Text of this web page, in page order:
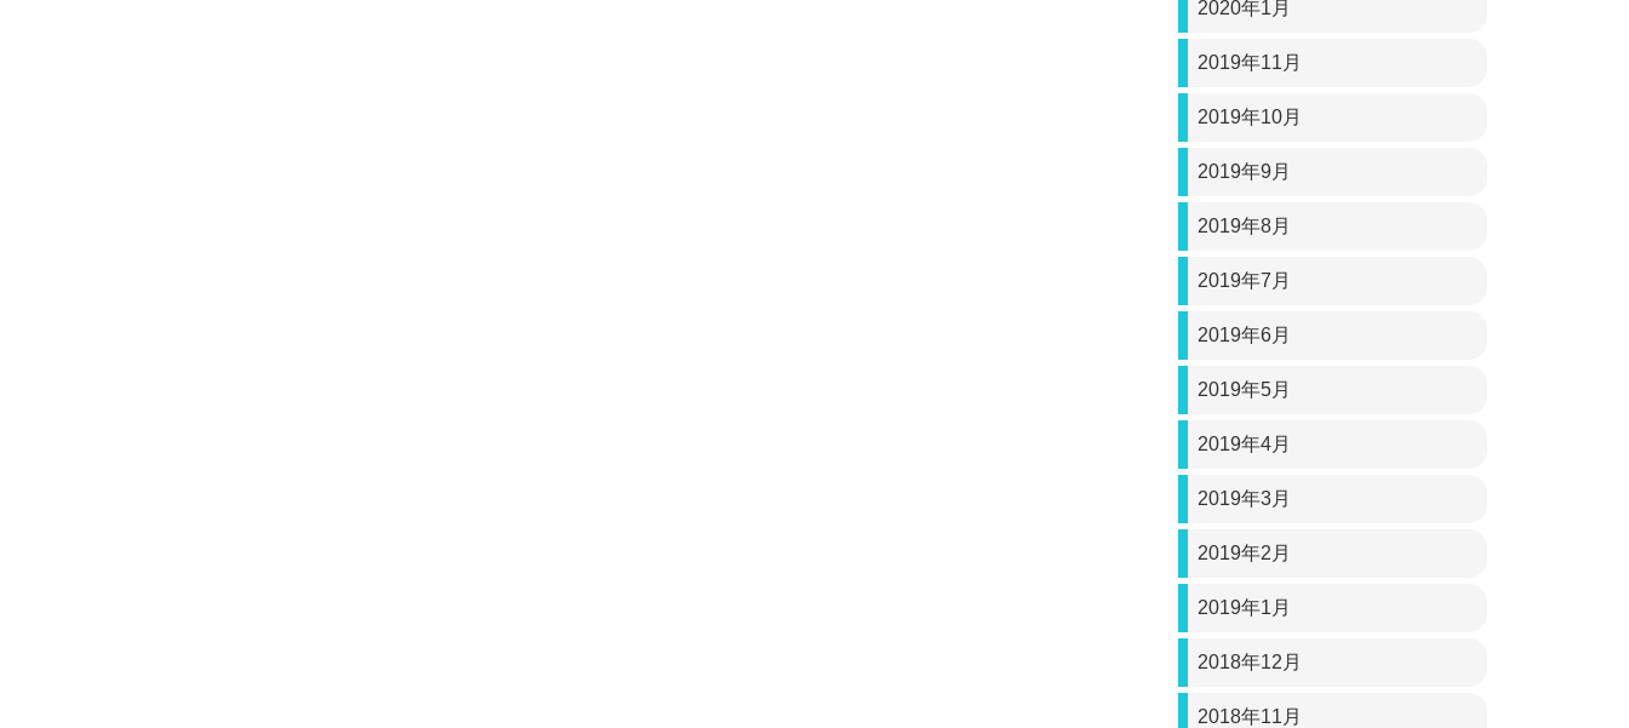
2020年1月
2019年11月
2019年10月
2019年9月
2019年8月
2019年7月
2019年6月
2019年5月
2019年4月
2019年3月
2019年2月
2019年1月
2018年12月
2018年11月